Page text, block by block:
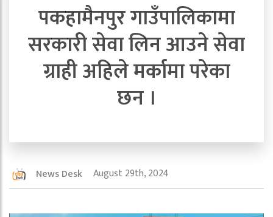
पकहामैनपुर गाउँपालिकामा
सरकारी सेवा लिन आउने सेवा
ग्राही अहिले मर्कामा परेका
छन ।
News Desk August 29th, 2024